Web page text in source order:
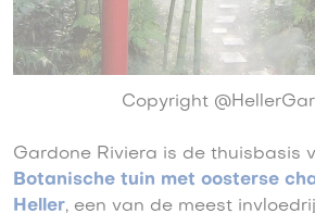
Copyright
Gardone Riviera is de thuisbasis
Botanische tuin met oosterse
Heller, een van de meest